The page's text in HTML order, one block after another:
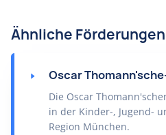
Ähnliche Förderungen
Oscar
Die Oscar
in der Kinder-, Jugend-
Region München.